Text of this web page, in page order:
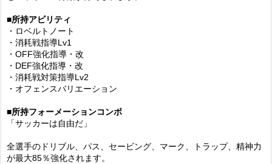
■所持アビリティ
・ロベルトノート
・消耗戦指導Lv1
・OFF強化指導・改
・DEF強化指導・改
・消耗戦対策指導Lv2
・オフェンスバリエーション
■所持フォーメーションコンボ
「サッカーは自由だ」
全選手のドリブル、パス、セービング、マーク、トラップ、精神力
が最大85％強化されます。